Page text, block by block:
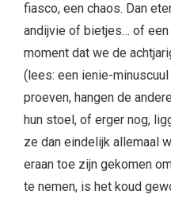
fiasco, een chaos. Dan
andijvie of bietjes… of
moment dat we de
(lees: een ienie-minuscuul
proeven, hangen de
hun stoel, of erger nog,
ze dan eindelijk allemaal
eraan toe zijn gekomen
te nemen, is het koud